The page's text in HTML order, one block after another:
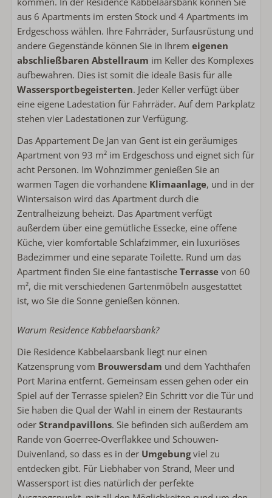
Induktion
Kühlschrank mit Gefrierfach
Nespresso
Wasserkocher
Toaster
Außenbereich
Lounge-Sofa
Verwendung von Lagerung oder Schuppen
Sanitär
Handtücher inklusive
Badezimmer im Erdgeschoss
Begehbare Dusche
Separate Toilette
Schlafzimmer
Bettwäsche inklusive
Schlafzimmer im Erdgeschoss
Kinderfreundlich
kinderfreundlich
Lage Unterkunft
At the port
Privatsphäre
Residence Kabbelaarsbank
aus 6 Apartments im ersten Stock und 4 Apartments im
Erdgeschoss wählen. Ihre Fahrräder, Surfausrüstung und
andere Gegenstände können Sie in Ihrem eigenen
abschließbaren Abstellraum im Keller des Komplexes
aufbewahren. Dies ist somit die ideale Basis für alle
Wassersportbegeisterten. Jeder Keller verfügt über
eine eigene Ladestation für Fahrräder. Auf dem Parkplatz
stehen vier Ladestationen zur Verfügung.
Das Appartement De Jan van Gent ist ein geräumiges
Apartment von 93 m² im Erdgeschoss und eignet sich für
acht Personen. Im Wohnzimmer genießen Sie an
warmen Tagen die vorhandene Klimaanlage, und in der
Wintersaison wird das Apartment durch die
Zentralheizung beheizt. Das Apartment verfügt
außerdem über eine gemütliche Essecke, eine offene
Küche, vier komfortable Schlafzimmer, ein luxuriöses
Badezimmer und eine separate Toilette. Rund um das
Apartment finden Sie eine fantastische Terrasse von 60
m², die mit verschiedenen Gartenmöbeln ausgestattet
ist, wo Sie die Sonne genießen können.
Warum Residence Kabbelaarsbank?
Die Residence Kabbelaarsbank liegt nur einen
Katzensprung vom Brouwersdam und dem Yachthafen
Port Marina entfernt. Gemeinsam essen gehen oder ein
Spiel auf der Terrasse spielen? Ein Schritt vor die Tür und
Sie haben die Qual der Wahl in einem der Restaurants
oder Strandpavillons. Sie befinden sich außerdem am
Rande von Goerree-Overflakkee und Schouwen-
Duivenland, so dass es in der Umgebungviel zu
entdecken gibt. Für Liebhaber von Strand, Meer und
Wassersport ist dies natürlich der perfekte